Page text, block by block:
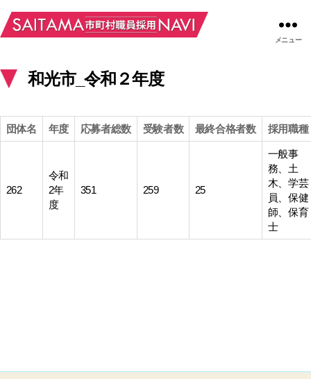
メニュー
和光市_令和２年度
団体名 年度 応募者総数 受験者数 最終合格者数 採用職種
262
令和
2年
度
351 259 25
一般事
務、土
木、学芸
員、保健
師、保育
士